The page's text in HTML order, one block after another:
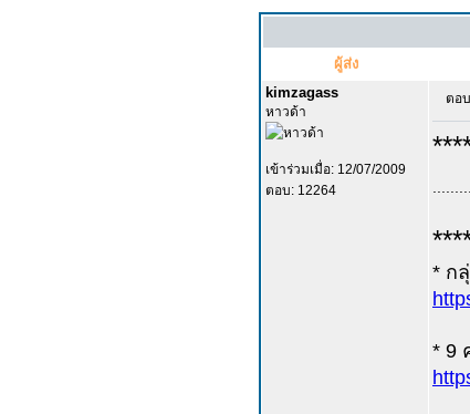
ผู้ส่ง
kimzagass
หาวด้า
เข้าร่วมเมื่อ: 12/07/2009
ตอบ: 12264
ตอ
* ก
* 9